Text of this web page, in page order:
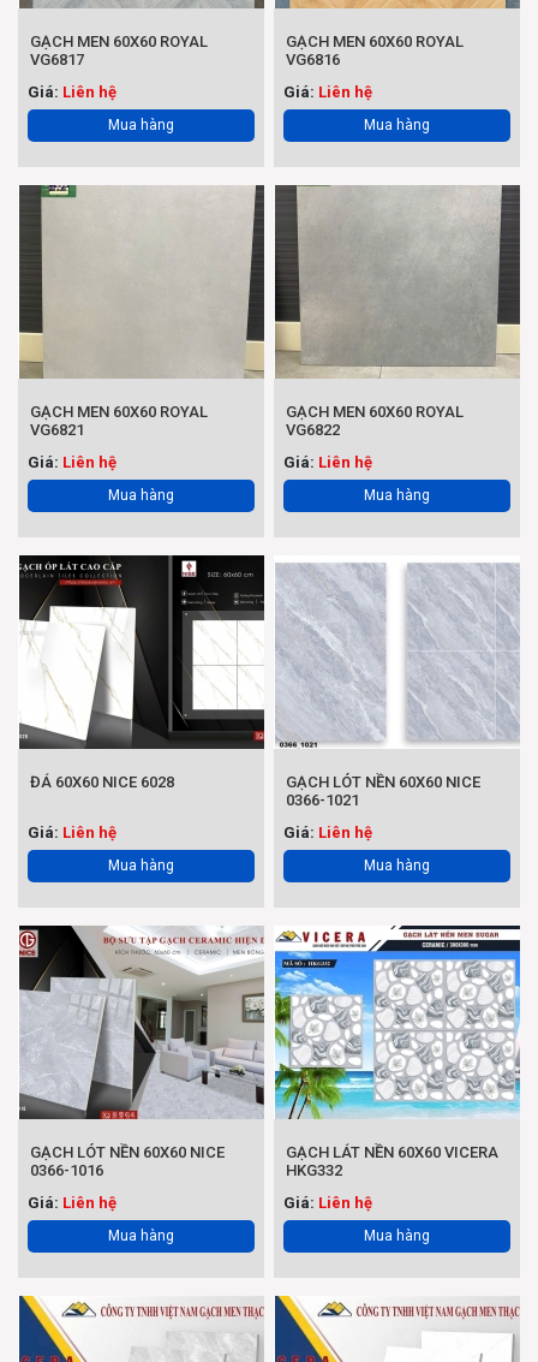
GẠCH MEN 60X60 ROYAL
VG6817
Giá: Liên hệ
Mua hàng
GẠCH MEN 60X60 ROYAL
VG6816
Giá: Liên hệ
Mua hàng
GẠCH MEN 60X60 ROYAL
VG6821
Giá: Liên hệ
Mua hàng
GẠCH MEN 60X60 ROYAL
VG6822
Giá: Liên hệ
Mua hàng
ĐÁ 60X60 NICE 6028
Giá: Liên hệ
Mua hàng
GẠCH LÓT NỀN 60X60 NICE
0366-1021
Giá: Liên hệ
Mua hàng
GẠCH LÓT NỀN 60X60 NICE
0366-1016
Giá: Liên hệ
Mua hàng
GẠCH LÁT NỀN 60X60 VICERA
HKG332
Giá: Liên hệ
Mua hàng